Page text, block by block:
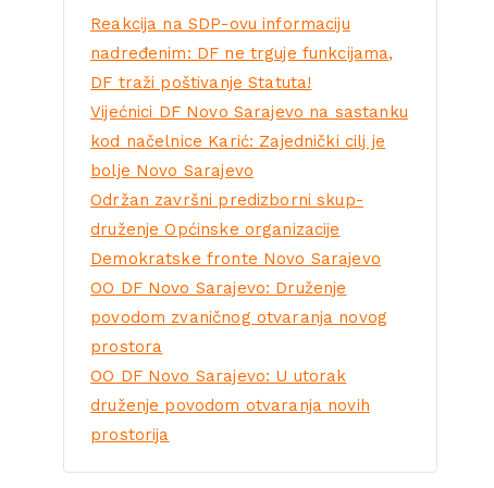
Reakcija na SDP-ovu informaciju
nadređenim: DF ne trguje funkcijama,
DF traži poštivanje Statuta!
Vijećnici DF Novo Sarajevo na sastanku
kod načelnice Karić: Zajednički cilj je
bolje Novo Sarajevo
Održan završni predizborni skup-
druženje Općinske organizacije
Demokratske fronte Novo Sarajevo
OO DF Novo Sarajevo: Druženje
povodom zvaničnog otvaranja novog
prostora
OO DF Novo Sarajevo: U utorak
druženje povodom otvaranja novih
prostorija